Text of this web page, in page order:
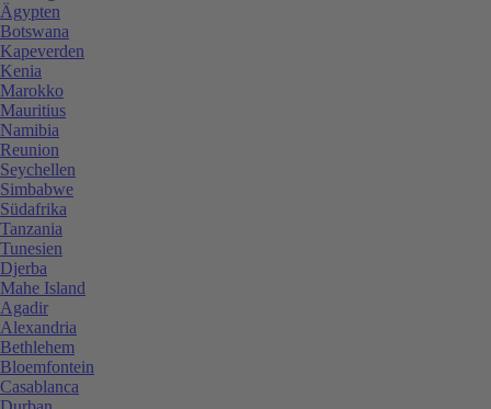
Ägypten
Botswana
Kapeverden
Kenia
Marokko
Mauritius
Namibia
Reunion
Seychellen
Simbabwe
Südafrika
Tanzania
Tunesien
Djerba
Mahe Island
Agadir
Alexandria
Bethlehem
Bloemfontein
Casablanca